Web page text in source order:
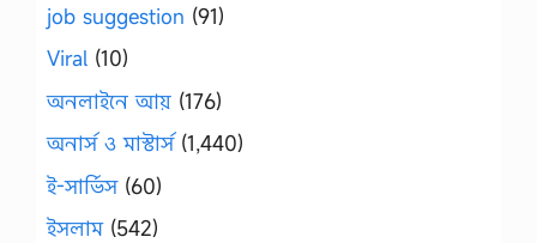
job suggestion (91)
Viral (10)
অনলাইনে আয় (176)
অনার্স ও মাস্টার্স(1,440)
ই-সার্ভিস(60)
ইসলাম(542)